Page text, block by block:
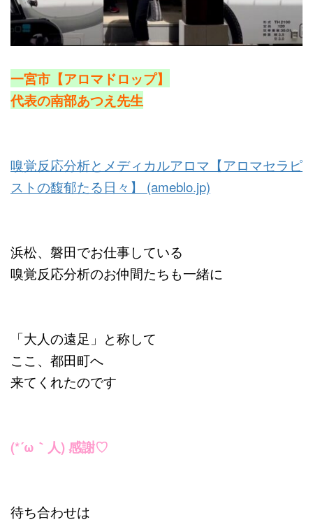
一宮市【アロマドロップ】
代表の南部あつえ先生
嗅覚反応分析とメディカルアロマ【アロマセラピ
ストの馥郁たる日々】 (ameblo.jp)
浜松、磐田でお仕事している
嗅覚反応分析のお仲間たちも一緒に
「大人の遠足」と称して
ここ、都田町へ
来てくれたのです
‪(*´ω｀人) 感謝♡
待ち合わせは